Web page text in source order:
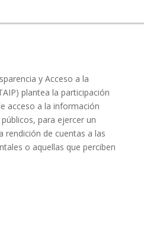
y Acceso a la
plantea la participación
acceso a la información
para ejercer un
rendición de cuentas a las
o aquellas que perciben